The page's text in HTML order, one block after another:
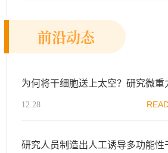
前沿动态
为何将干细胞送上太空？研究微重
影响
12.28
研究人员制造出人工诱导多功能性